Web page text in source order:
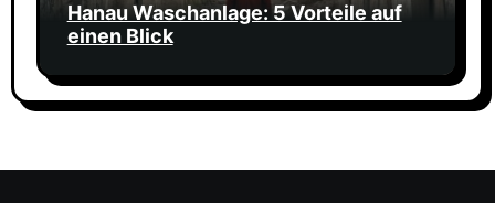
Hanau Waschanlage: 5 Vorteile auf
einen Blick